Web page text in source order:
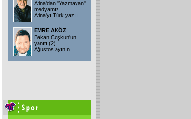
Atina'dan "Yazmayan"
medyamız..
Atina'yı Türk yazılı
EMRE AKÖZ
Bakan Coşkun'un
yanıtı (2)
Ağustos ayının